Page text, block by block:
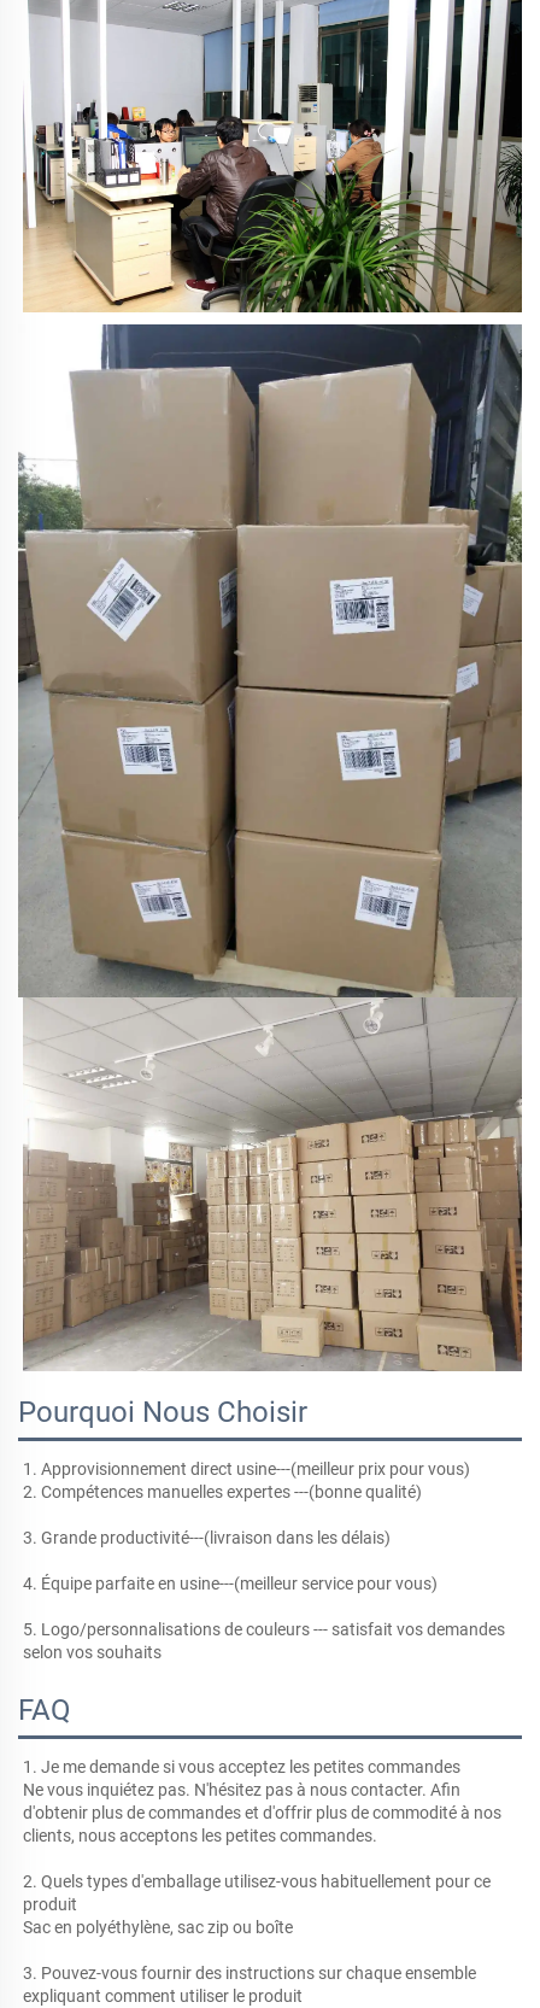
Pourquoi Nous Choisir
1. Approvisionnement direct usine---(meilleur prix pour vous)
2. Compétences manuelles expertes ---(bonne qualité)
3. Grande productivité---(livraison dans les délais)
4. Équipe parfaite en usine---(meilleur service pour vous)
5. Logo/personnalisations de couleurs --- satisfait vos demandes
selon vos souhaits
FAQ
1. Je me demande si vous acceptez les petites commandes
Ne vous inquiétez pas. N'hésitez pas à nous contacter. Afin
d'obtenir plus de commandes et d'offrir plus de commodité à nos
clients, nous acceptons les petites commandes.
2. Quels types d'emballage utilisez-vous habituellement pour ce
produit
Sac en polyéthylène, sac zip ou boîte
3. Pouvez-vous fournir des instructions sur chaque ensemble
expliquant comment utiliser le produit